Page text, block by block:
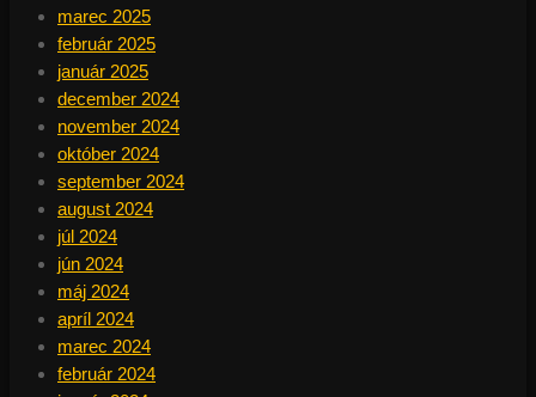
marec 2025
február 2025
január 2025
december 2024
november 2024
október 2024
september 2024
august 2024
júl 2024
jún 2024
máj 2024
apríl 2024
marec 2024
február 2024